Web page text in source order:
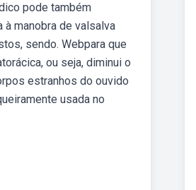
pode também
manobra de valsalva
sendo. Webpara que
ou seja, diminui o
estranhos do ouvido
usada no